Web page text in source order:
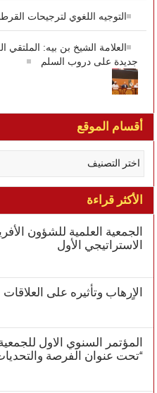
التوجيه اللغوي لترجيحات
العلامة الشيخ بن بيه: الملتقي
جديدة على دروب السلم
أقسام الموقع
الأكثر قراءة
الجمعية العلمية للشؤون
الاستراتيجي الأول
الاٍرهاب وتأثيره على العلاقات
المؤتمر السنوي الاول
“تحت عنوان الفرصة